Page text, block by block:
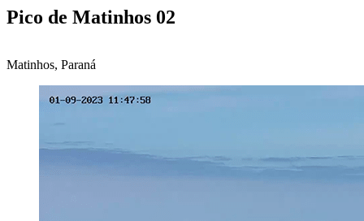
Pico de Matinhos 02
Matinhos, Paraná